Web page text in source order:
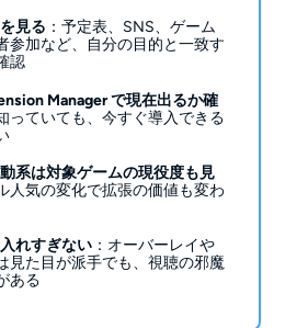
見る ：予定表、SNS、ゲーム
参加など、自分の目的と一致す
認
Manager で現在出るか確
っていても、今すぐ導入できる
系は対象ゲームの現役度も見
人気の変化で拡張の価値も変わ
れすぎない ：オーバーレイや
見た目が派手でも、視聴の邪魔
ある